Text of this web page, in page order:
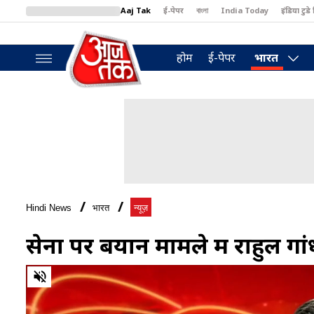
Aaj Tak ई-पेपर বাংলা India Today इंडिया टुडे
BT Bazaar
होम ई-पेपर भारत
Hindi News भारत न्यूज़
सेना पर बयान मामले में राहुल
0
of
minute,